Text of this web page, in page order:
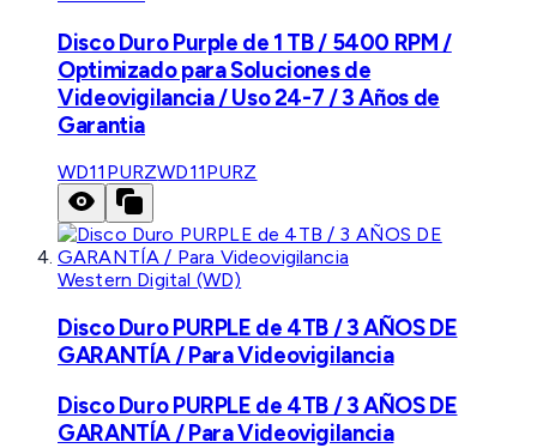
Disco Duro Purple de 1 TB / 5400 RPM /
Optimizado para Soluciones de
Videovigilancia / Uso 24-7 / 3 Años de
Garantia
WD11PURZWD11PURZ
Western Digital (WD)
Disco Duro PURPLE de 4TB / 3 AÑOS DE
GARANTÍA / Para Videovigilancia
Disco Duro PURPLE de 4TB / 3 AÑOS DE
GARANTÍA / Para Videovigilancia